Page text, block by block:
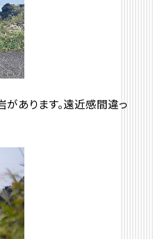
あります。遠近感間違っ